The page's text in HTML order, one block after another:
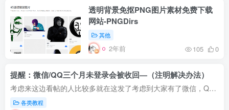
透明背景免抠PNG图片素材免费下载
网站-PNGDirs
其他
2年前 105 0
提醒：微信/QQ三个月未登录会被收回—（注明解决办法）
考虑来这边看帖的人比较多就在这发了考虑到大家有了微信，QQ长期不登录作出一下提醒考虑大家都是用QQ邮箱注册的会员号，回收了不光QQ邮箱，联QQ空间也没了，一些人从初中到大学的图片都在QQ空间...
各类教程